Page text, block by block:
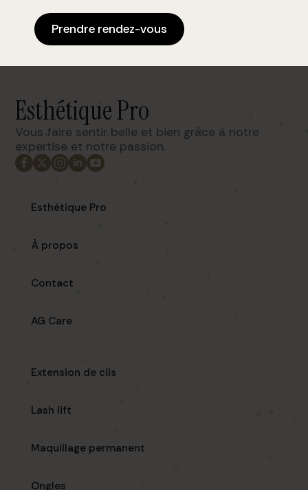
Esthétique Pro
Vous faire sentir belle et bien grâce à notre
expertise et notre passion. ​
Esthétique Pro
À propos
Contact
AG Care
Extension de cils
Lash lift
Maquillage permanent
Ongles
Prendre rendez-vous